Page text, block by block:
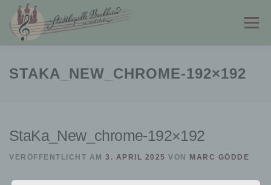
Inhalt
springen
Menü
STADTKAPELLE JUGENDKAPELLE
STAKA_NEW_CHROME-192×192
StaKa_New_chrome-192×192
VERÖFFENTLICHT AM 3. APRIL 2025 VON MARC GÖDDE